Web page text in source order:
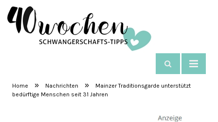
SchwangerschaftsTipps
Home » Nachrichten »
Mainzer Traditions­garde unterstützt
bedürftige Menschen seit 31 Jahren